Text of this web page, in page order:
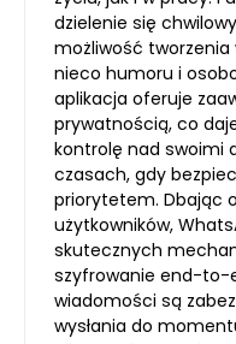
dzielenie się
możliwość tworzenia
nieco humoru i
aplikacja oferuje
prywatnością, co
kontrolę nad swoimi
czasach, gdy
priorytetem. Dbając
użytkowników,
skutecznych
szyfrowanie end-to-
wiadomości są
wysłania do